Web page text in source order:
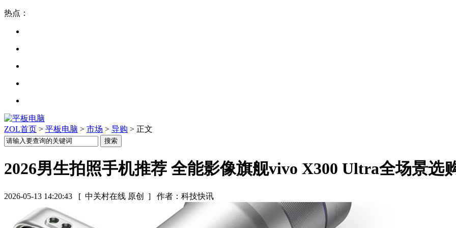
热点：
ZOL首页 > 平板电脑 > 市场 > 导购 > 正文
2026男生拍照手机推荐 全能影像旗舰vivo X300 Ultra全场景选
2026-05-13 14:20:43 [ 中关村在线 原创 ] 作者：科技快讯